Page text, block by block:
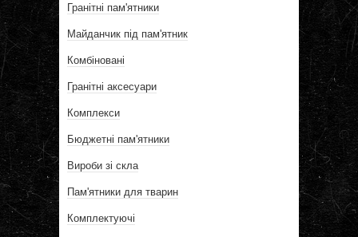
Гранітні пам'ятники
Майданчик під пам'ятник
Комбіновані
Гранітні аксесуари
Комплекси
Бюджетні пам'ятники
Вироби зі скла
Пам'ятники для тварин
Комплектуючі